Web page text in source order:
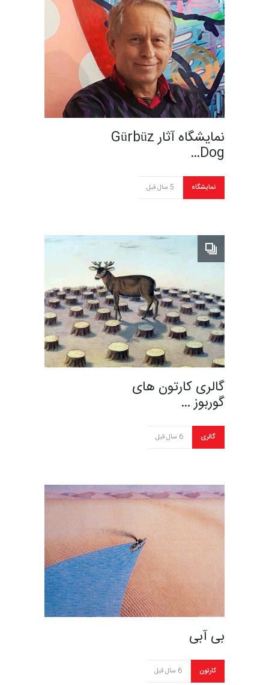
نمایشگاه آثار Gürbüz
Dog…
نمایشگاه 5 سال قبل
گالری کارتون های
گوربوز …
گالری 6 سال قبل
بی آبی
کارتون 6 سال قبل